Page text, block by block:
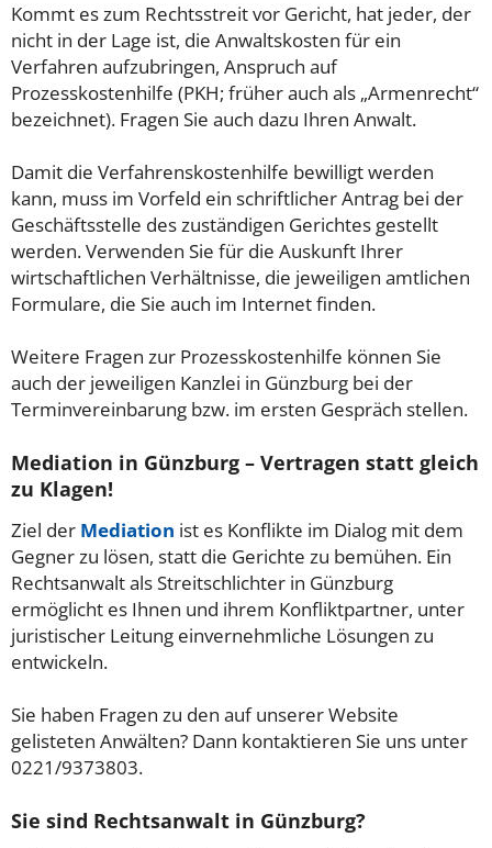
Kommt es zum Rechtsstreit vor Gericht, hat jeder, der
nicht in der Lage ist, die Anwaltskosten für ein
Verfahren aufzubringen, Anspruch auf
Prozesskostenhilfe (PKH; früher auch als „Armenrecht“
bezeichnet). Fragen Sie auch dazu Ihren Anwalt.
Damit die Verfahrenskostenhilfe bewilligt werden
kann, muss im Vorfeld ein schriftlicher Antrag bei der
Geschäftsstelle des zuständigen Gerichtes gestellt
werden. Verwenden Sie für die Auskunft Ihrer
wirtschaftlichen Verhältnisse, die jeweiligen amtlichen
Formulare, die Sie auch im Internet finden.
Weitere Fragen zur Prozesskostenhilfe können Sie
auch der jeweiligen Kanzlei in Günzburg bei der
Terminvereinbarung bzw. im ersten Gespräch stellen.
Mediation in Günzburg – Vertragen statt gleich
zu Klagen!
Ziel der Mediation ist es Konflikte im Dialog mit dem
Gegner zu lösen, statt die Gerichte zu bemühen. Ein
Rechtsanwalt als Streitschlichter in Günzburg
ermöglicht es Ihnen und ihrem Konfliktpartner, unter
juristischer Leitung einvernehmliche Lösungen zu
entwickeln.
Sie haben Fragen zu den auf unserer Website
gelisteten Anwälten? Dann kontaktieren Sie uns unter
0221/9373803.
Sie sind Rechtsanwalt in Günzburg?